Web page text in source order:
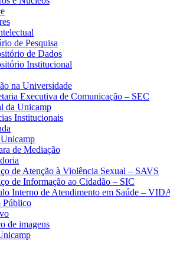
de Pesquisa
de Dados
Institucional
na Universidade
Executiva de Comunicação – SEC
da Unicamp
Institucionais
de Mediação
de Atenção à Violência Sexual – SAVS
de Informação ao Cidadão – SIC
Interno de Atendimento em Saúde –
Público
de imagens